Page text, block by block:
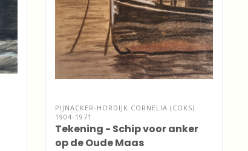
PIJNACKER-HORDIJK CORNELIA (COKS)
1904-1971
Tekening - Schip voor anker
op de Oude Maas